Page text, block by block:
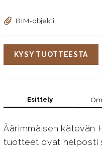
BIM-objekti
KYSY TUOTTEESTA
Esittely
Äärimmäisen kätevän
tuotteet ovat helposti